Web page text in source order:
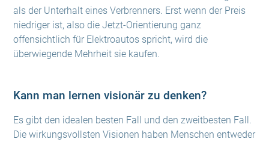
als der Unterhalt eines Verbrenners. Erst wenn der Preis
niedriger ist, also die Jetzt-Orientierung ganz
offensichtlich für Elektroautos spricht, wird die
überwiegende Mehrheit sie kaufen.
Kann man lernen visionär zu denken?
Es gibt den idealen besten Fall und den zweitbesten Fall.
Die wirkungsvollsten Visionen haben Menschen entweder